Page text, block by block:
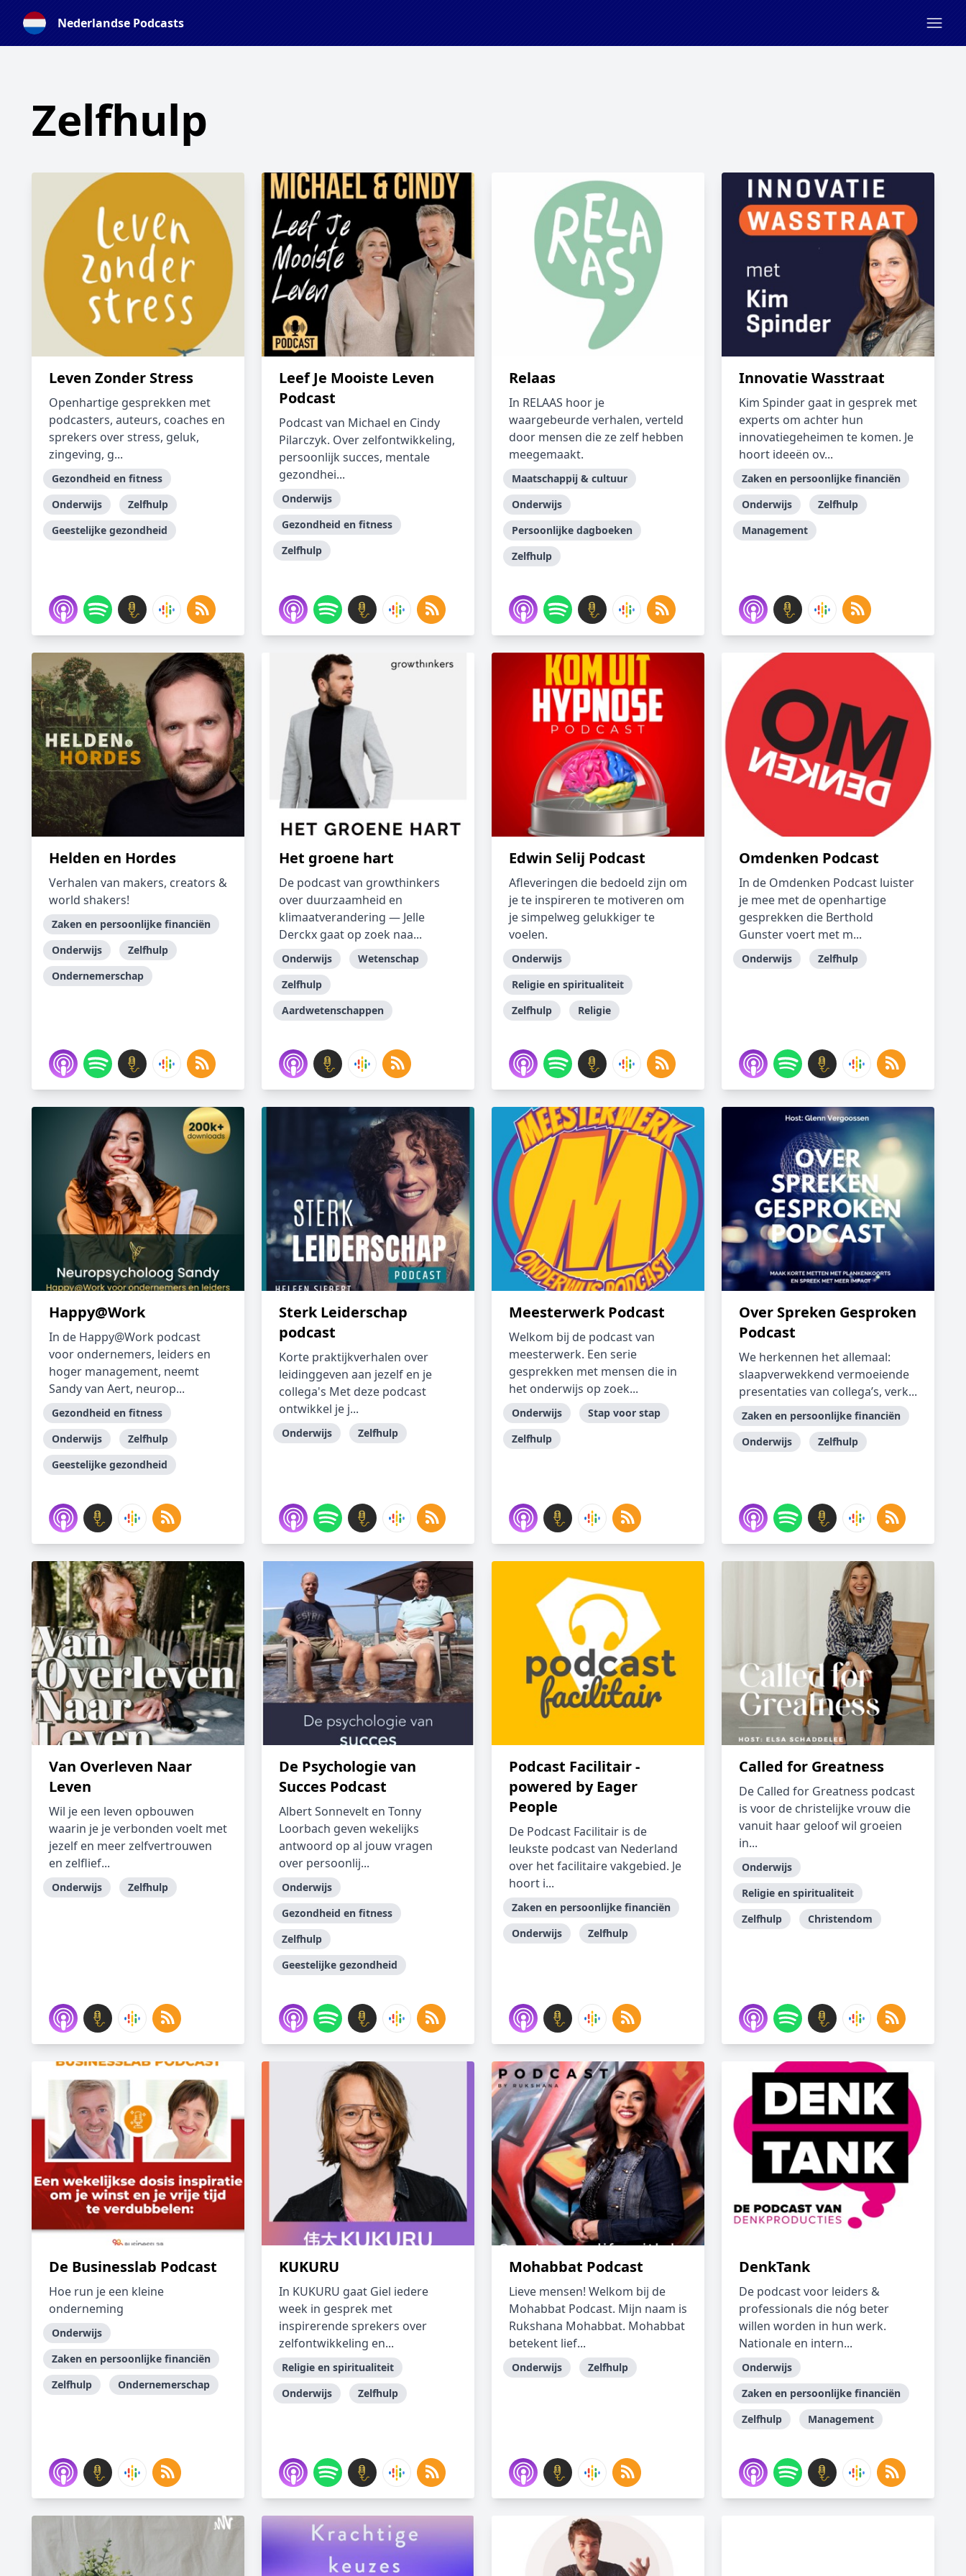
Nederlandse Podcasts
Zelfhulp
Leven Zonder Stress
Openhartige gesprekken met
podcasters, auteurs, coaches en
sprekers over stress, geluk,
zingeving, g...
Gezondheid en fitness
Onderwijs
Zelfhulp
Geestelijke gezondheid
Leef Je Mooiste Leven
Podcast
Podcast van Michael en Cindy
Pilarczyk. Over zelfontwikkeling,
persoonlijk succes, mentale
gezondhei...
Onderwijs
Gezondheid en fitness
Zelfhulp
Relaas
In RELAAS hoor je
waargebeurde verhalen, verteld
door mensen die ze zelf hebben
meegemaakt.
Maatschappij & cultuur
Onderwijs
Persoonlijke dagboeken
Zelfhulp
Innovatie Wasstraat
Kim Spinder gaat in gesprek met
experts om achter hun
innovatiegeheimen te komen. Je
hoort ideeën ov...
Zaken en persoonlijke financiën
Onderwijs
Zelfhulp
Management
Helden en Hordes
Verhalen van makers, creators &
world shakers!
Zaken en persoonlijke financiën
Onderwijs
Zelfhulp
Ondernemerschap
Het groene hart
De podcast van growthinkers
over duurzaamheid en
klimaatverandering — Jelle
Derckx gaat op zoek naa...
Onderwijs
Wetenschap
Zelfhulp
Aardwetenschappen
Edwin Selij Podcast
Afleveringen die bedoeld zijn om
je te inspireren te motiveren om
je simpelweg gelukkiger te
voelen.
Onderwijs
Religie en spiritualiteit
Zelfhulp
Religie
Omdenken Podcast
In de Omdenken Podcast luister
je mee met de openhartige
gesprekken die Berthold
Gunster voert met m...
Onderwijs Zelfhulp
Happy@Work
In de Happy@Work podcast
voor ondernemers, leiders en
hoger management, neemt
Sandy van Aert, neurop...
Gezondheid en fitness
Onderwijs
Zelfhulp
Geestelijke gezondheid
Sterk Leiderschap
podcast
Korte praktijkverhalen over
leidinggeven aan jezelf en je
collega's Met deze podcast
ontwikkel je j...
Onderwijs Zelfhulp
Meesterwerk Podcast
Welkom bij de podcast van
meesterwerk. Een serie
gesprekken met mensen die in
het onderwijs op zoek...
Onderwijs
Stap voor stap
Zelfhulp
Over Spreken Gesproken
Podcast
We herkennen het allemaal:
slaapverwekkend vermoeiende
presentaties van collega’s, verk...
Zaken en persoonlijke financiën
Onderwijs
Zelfhulp
Van Overleven Naar
Leven
Wil je een leven opbouwen
waarin je je verbonden voelt met
jezelf en meer zelfvertrouwen
en zelflief...
Onderwijs Zelfhulp
De Psychologie van
Succes Podcast
Albert Sonnevelt en Tonny
Loorbach geven wekelijks
antwoord op al jouw vragen
over persoonlij...
Onderwijs
Gezondheid en fitness
Zelfhulp
Geestelijke gezondheid
Podcast Facilitair -
powered by Eager
People
De Podcast Facilitair is de
leukste podcast van Nederland
over het facilitaire vakgebied. Je
hoort i...
Zaken en persoonlijke financiën
Onderwijs
Zelfhulp
Called for Greatness
De Called for Greatness podcast
is voor de christelijke vrouw die
vanuit haar geloof wil groeien
in...
Onderwijs
Religie en spiritualiteit
Zelfhulp
Christendom
De Businesslab Podcast
Hoe run je een kleine
onderneming
Onderwijs
Zaken en persoonlijke financiën
Zelfhulp
Ondernemerschap
KUKURU
In KUKURU gaat Giel iedere
week in gesprek met
inspirerende sprekers over
zelfontwikkeling en...
Religie en spiritualiteit
Onderwijs
Zelfhulp
Mohabbat Podcast
Lieve mensen! Welkom bij de
Mohabbat Podcast. Mijn naam is
Rukshana Mohabbat. Mohabbat
betekent lief...
Onderwijs Zelfhulp
DenkTank
De podcast voor leiders &
professionals die nóg beter
willen worden in hun werk.
Nationale en intern...
Onderwijs
Zaken en persoonlijke financiën
Zelfhulp
Management